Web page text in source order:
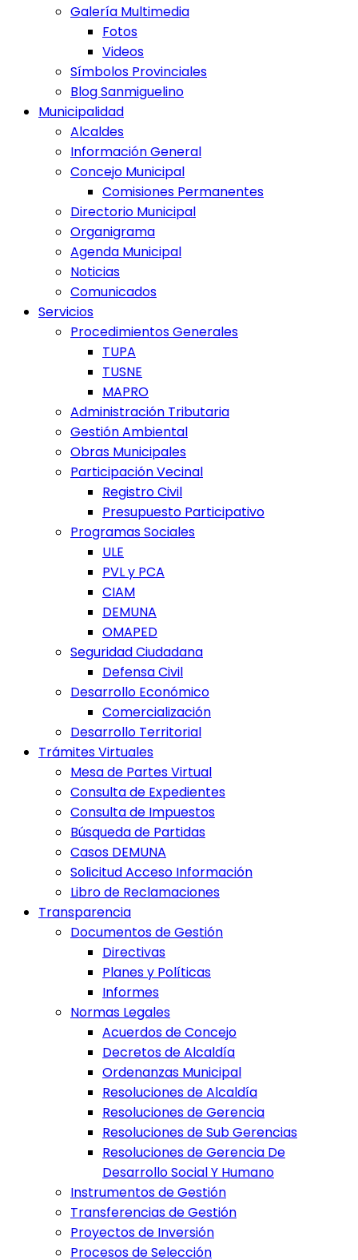
Galería Multimedia
Fotos
Videos
Símbolos Provinciales
Blog Sanmiguelino
Municipalidad
Alcaldes
Información General
Concejo Municipal
Comisiones Permanentes
Directorio Municipal
Organigrama
Agenda Municipal
Noticias
Comunicados
Servicios
Procedimientos Generales
TUPA
TUSNE
MAPRO
Administración Tributaria
Gestión Ambiental
Obras Municipales
Participación Vecinal
Registro Civil
Presupuesto Participativo
Programas Sociales
ULE
PVL y PCA
CIAM
DEMUNA
OMAPED
Seguridad Ciudadana
Defensa Civil
Desarrollo Económico
Comercialización
Desarrollo Territorial
Trámites Virtuales
Mesa de Partes Virtual
Consulta de Expedientes
Consulta de Impuestos
Búsqueda de Partidas
Casos DEMUNA
Solicitud Acceso Información
Libro de Reclamaciones
Transparencia
Documentos de Gestión
Directivas
Planes y Políticas
Informes
Normas Legales
Acuerdos de Concejo
Decretos de Alcaldía
Ordenanzas Municipal
Resoluciones de Alcaldía
Resoluciones de Gerencia
Resoluciones de Sub Gerencias
Resoluciones de Gerencia De
Desarrollo Social Y Humano
Instrumentos de Gestión
Transferencias de Gestión
Proyectos de Inversión
Procesos de Selección